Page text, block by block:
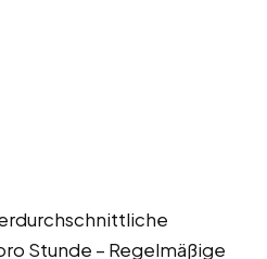
Stunde – Regelmäßige